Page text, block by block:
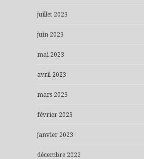
juillet 2023
juin 2023
mai 2023
avril 2023
mars 2023
février 2023
janvier 2023
décembre 2022